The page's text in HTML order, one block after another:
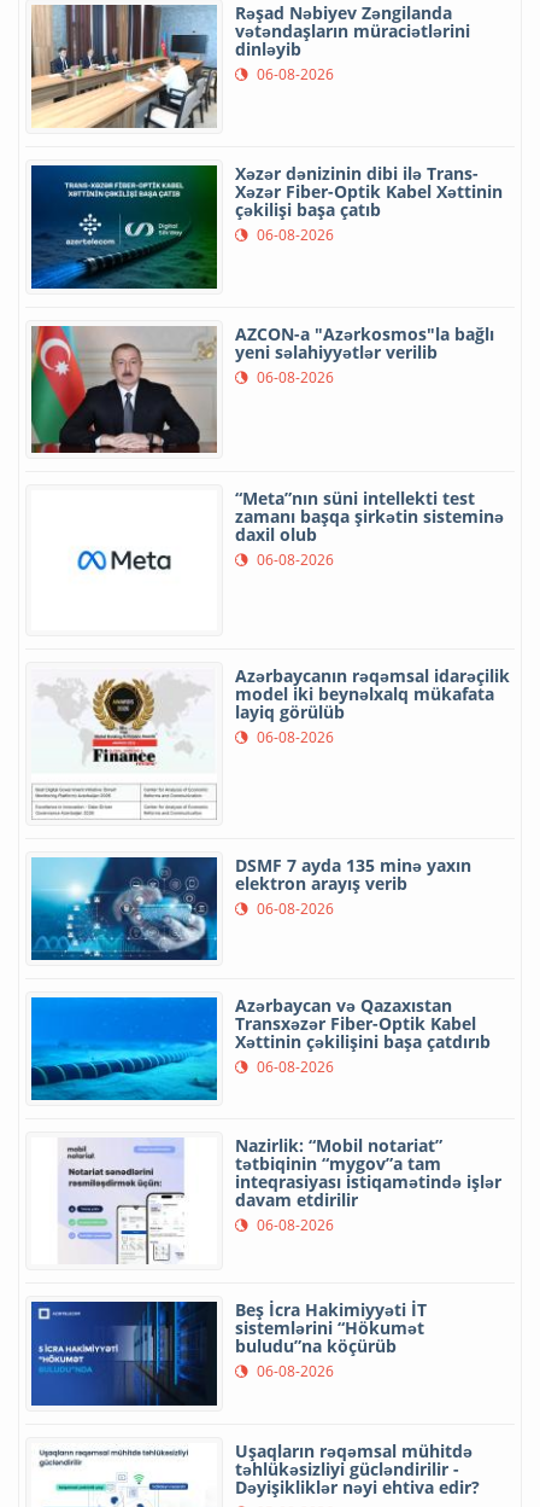
Rəşad Nəbiyev Zəngilanda
vətəndaşların müraciətlərini
dinləyib
06-08-2026
Xəzər dənizinin dibi ilə Trans-
Xəzər Fiber-Optik Kabel Xəttinin
çəkilişi başa çatıb
06-08-2026
AZCON-a "Azərkosmos"la bağlı
yeni səlahiyyətlər verilib
06-08-2026
“Meta”nın süni intellekti test
zamanı başqa şirkətin sisteminə
daxil olub
06-08-2026
Azərbaycanın rəqəmsal idarəçilik
model iki beynəlxalq mükafata
layiq görülüb
06-08-2026
DSMF 7 ayda 135 minə yaxın
elektron arayış verib
06-08-2026
Azərbaycan və Qazaxıstan
Transxəzər Fiber-Optik Kabel
Xəttinin çəkilişini başa çatdırıb
06-08-2026
Nazirlik: “Mobil notariat”
tətbiqinin “mygov”a tam
inteqrasiyası istiqamətində işlər
davam etdirilir
06-08-2026
Beş İcra Hakimiyyəti İT
sistemlərini “Hökumət
buludu”na köçürüb
06-08-2026
Uşaqların rəqəmsal mühitdə
təhlükəsizliyi gücləndirilir -
Dəyişikliklər nəyi ehtiva edir?